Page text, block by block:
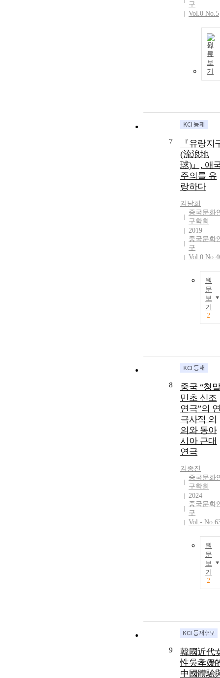
구
Vol.0 No.5
원
문
보
기
7
『유랑지
(流浪地
球)』, 애
주의를 유
랑하다
김남희
중국문화
구학회
2019
중국문화
구
Vol.0
원
문
보
기
2
8
중국 “청말
민초 신조
연극”의 연
극사적 의
의와 동아
시아 근대
연극
김종진
중국문화
구학회
2024
중국문화
구
Vol.-
원
문
보
기
2
9
韓國近代
性吳孝媛
中國體驗